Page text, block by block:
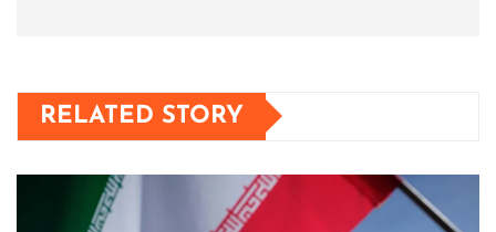
RELATED STORY